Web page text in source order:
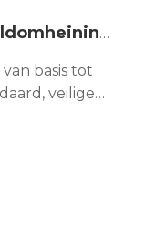
Volledige gids voor installatiestijlen voor sportveldomheiningen: van basis tot expertise, dit ene artikel is alles wat u nodig heeft
basis tot
veilige